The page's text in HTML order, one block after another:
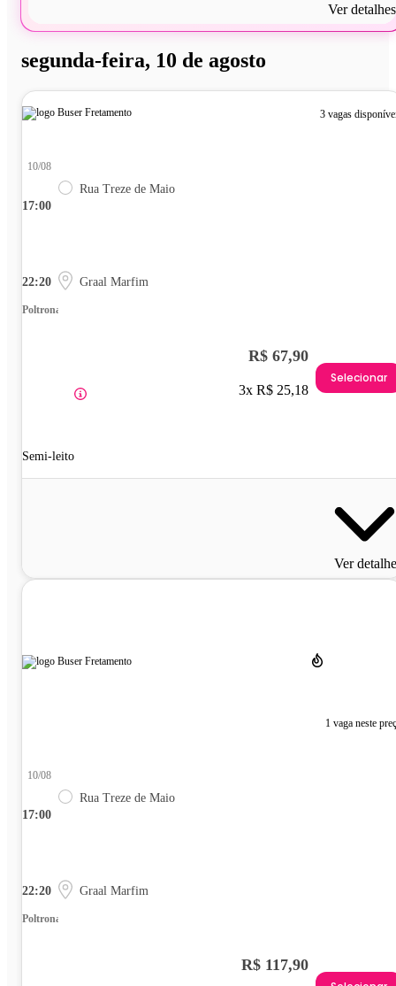
Ver detalhes
segunda-feira, 10 de agosto
3 vagas
17:00
10/08
Rua Treze de Maio
22:20 Graal Marfim
Poltrona
Semi-leito
R$ 67,90
3x R$ 25,18
Selecionar
Ver
1 vaga neste
17:00
10/08
Rua Treze de Maio
22:20 Graal Marfim
Poltrona
R$ 117,90